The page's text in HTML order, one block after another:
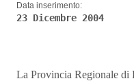
Data inserimento:
23 Dicembre 2004
La Provincia Regionale di